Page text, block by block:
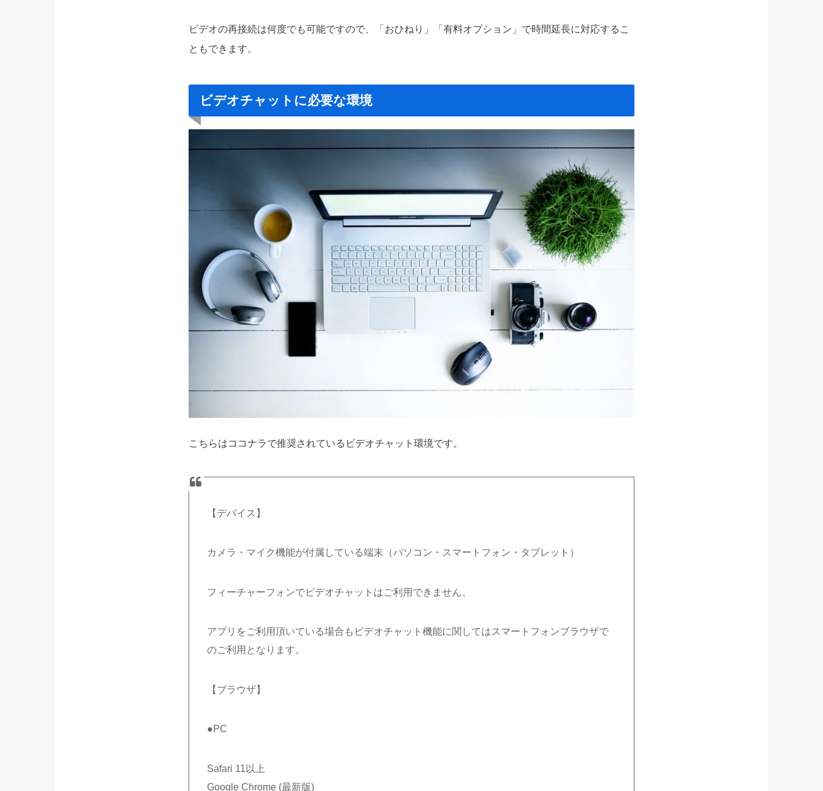
ビデオの再接続は何度でも可能ですので、「おひねり」「有料オプション」で時間延長に対応するこ
ともできます。
ビデオチャットに必要な環境
こちらはココナラで推奨されているビデオチャット環境です。
【デバイス】
カメラ・マイク機能が付属している端末（パソコン・スマートフォン・タブレット）
フィーチャーフォンでビデオチャットはご利用できません。
アプリをご利用頂いている場合もビデオチャット機能に関してはスマートフォンブラウザで
のご利用となります。
【ブラウザ】
●PC
Safari 11以上
Google Chrome (最新版)